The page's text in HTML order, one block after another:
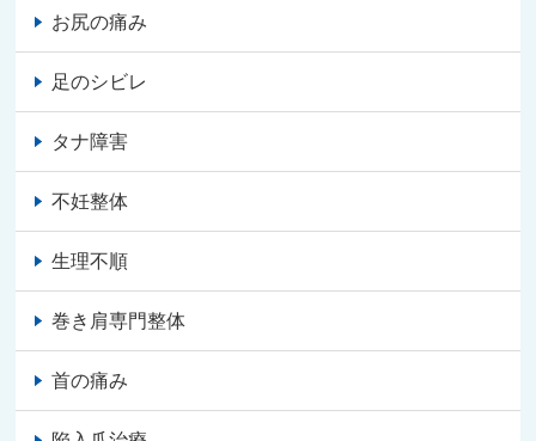
お尻の痛み
足のシビレ
タナ障害
不妊整体
生理不順
巻き肩専門整体
首の痛み